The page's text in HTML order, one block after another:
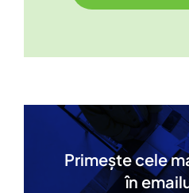
Primește cele
în